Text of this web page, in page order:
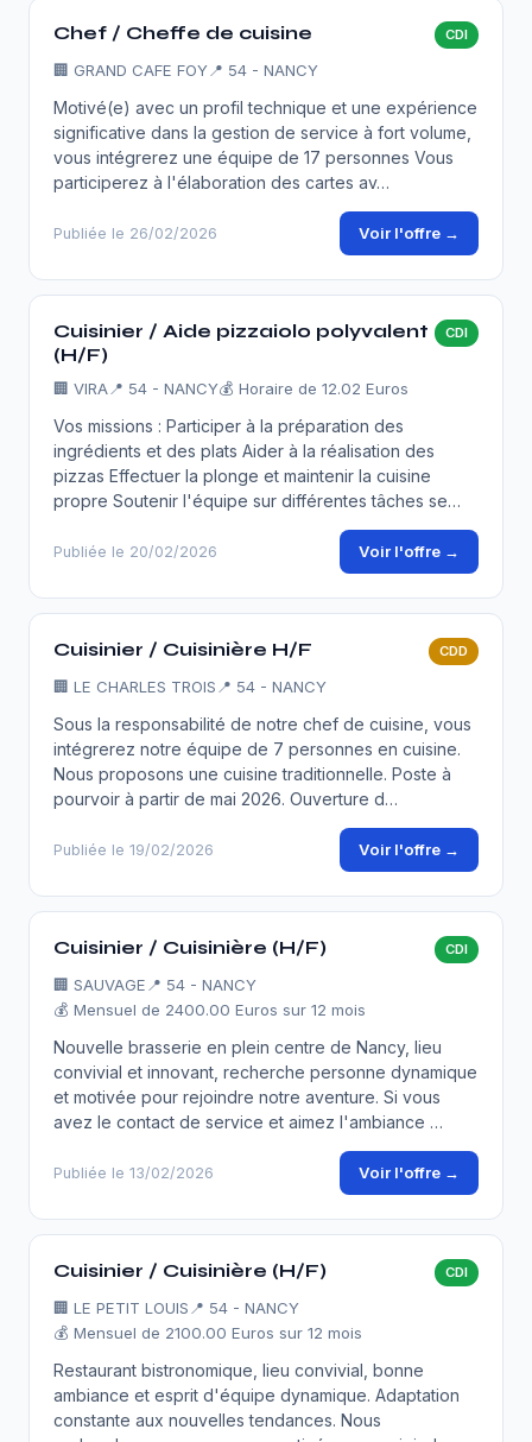
Chef / Cheffe de cuisine CDI
🏢 GRAND CAFE FOY📍 54 - NANCY
Motivé(e) avec un profil technique et une expérience
significative dans la gestion de service à fort volume,
vous intégrerez une équipe de 17 personnes Vous
participerez à l'élaboration des cartes av…
Publiée le 26/02/2026 Voir l'offre →
Cuisinier / Aide pizzaiolo polyvalent
(H/F)
CDI
🏢 VIRA📍 54 - NANCY💰 Horaire de 12.02 Euros
Vos missions : Participer à la préparation des
ingrédients et des plats Aider à la réalisation des
pizzas Effectuer la plonge et maintenir la cuisine
propre Soutenir l'équipe sur différentes tâches se…
Publiée le 20/02/2026 Voir l'offre →
Cuisinier / Cuisinière H/F CDD
🏢 LE CHARLES TROIS 📍 54 - NANCY
Sous la responsabilité de notre chef de cuisine, vous
intégrerez notre équipe de 7 personnes en cuisine.
Nous proposons une cuisine traditionnelle. Poste à
pourvoir à partir de mai 2026. Ouverture d…
Publiée le 19/02/2026 Voir l'offre →
Cuisinier / Cuisinière (H/F) CDI
🏢 SAUVAGE 📍 54 - NANCY
💰 Mensuel de 2400.00 Euros sur 12 mois
Nouvelle brasserie en plein centre de Nancy, lieu
convivial et innovant, recherche personne dynamique
et motivée pour rejoindre notre aventure. Si vous
avez le contact de service et aimez l'ambiance …
Publiée le 13/02/2026 Voir l'offre →
Cuisinier / Cuisinière (H/F) CDI
🏢 LE PETIT LOUIS 📍 54 - NANCY
💰 Mensuel de 2100.00 Euros sur 12 mois
Restaurant bistronomique, lieu convivial, bonne
ambiance et esprit d'équipe dynamique. Adaptation
constante aux nouvelles tendances. Nous